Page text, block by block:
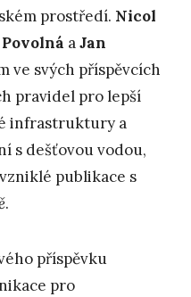
prostředí. Nicol
aJan
ve svých příspěvcích
pravidel pro lepší
infrastruktury a
s dešťovou vodou,
publikace s
.
příspěvku
pro